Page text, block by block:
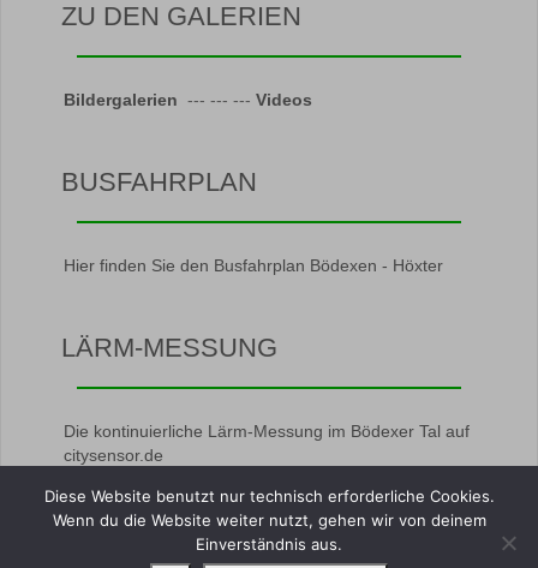
ZU DEN GALERIEN
Bildergalerien --- --- --- Videos
BUSFAHRPLAN
Hier finden Sie den Busfahrplan Bödexen - Höxter
LÄRM-MESSUNG
Die kontinuierliche Lärm-Messung im Bödexer Tal auf
citysensor.de
Diese Website benutzt nur technisch erforderliche Cookies.
Wenn du die Website weiter nutzt, gehen wir von deinem
Einverständnis aus.